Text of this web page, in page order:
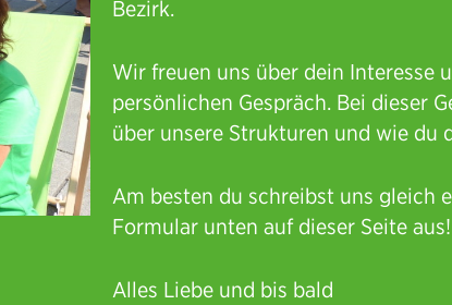
Bezirk.
Wir freuen uns über dein Interesse
persönlichen Gespräch. Bei dieser
über unsere Strukturen und wie du
Am besten du schreibst uns gleich
Formular unten auf dieser Seite aus!
Alles Liebe und bis bald